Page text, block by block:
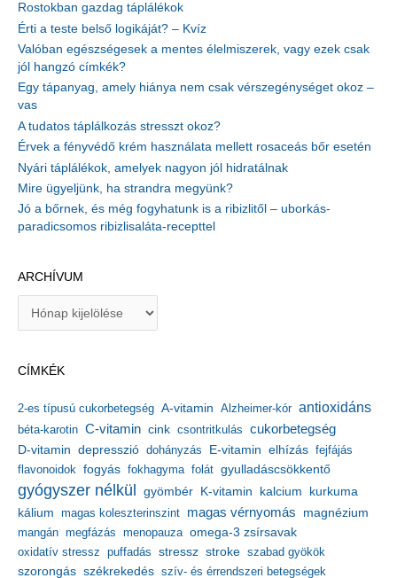
Rostokban gazdag táplálékok
Érti a teste belső logikáját? – Kvíz
Valóban egészségesek a mentes élelmiszerek, vagy ezek csak
jól hangzó címkék?
Egy tápanyag, amely hiánya nem csak vérszegénységet okoz –
vas
A tudatos táplálkozás stresszt okoz?
Érvek a fényvédő krém használata mellett rosaceás bőr esetén
Nyári táplálékok, amelyek nagyon jól hidratálnak
Mire ügyeljünk, ha strandra megyünk?
Jó a bőrnek, és még fogyhatunk is a ribizlitől – uborkás-
paradicsomos ribizlisaláta-recepttel
ARCHÍVUM
í
u
m
CÍMKÉK
2-es típusú cukorbetegség A-vitamin Alzheimer-kór antioxidáns
béta-karotin C-vitamin cink csontritkulás cukorbetegség
D-vitamin depresszió dohányzás E-vitamin elhízás fejfájás
flavonoidok fogyás fokhagyma folát gyulladáscsökkentő
gyógyszer nélkül gyömbér K-vitamin kalcium kurkuma
kálium magas koleszterinszint magas vérnyomás magnézium
mangán megfázás menopauza omega-3 zsírsavak
oxidatív stressz puffadás stressz stroke szabad gyökök
szorongás székrekedés szív- és érrendszeri betegségek